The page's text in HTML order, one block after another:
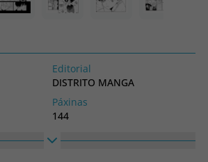
Editorial
DISTRITO MANGA
Páxinas
144
Idioma